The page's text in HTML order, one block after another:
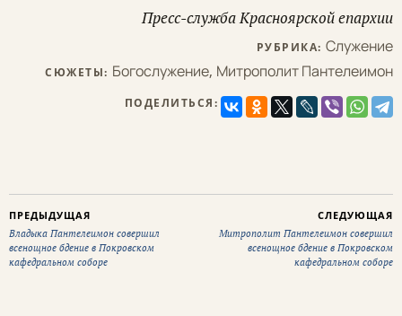
Пресс-служба Красноярской епархии
РУБРИКА: Служение
СЮЖЕТЫ: Богослужение, Митрополит Пантелеимон
ПОДЕЛИТЬСЯ:
ПРЕДЫДУЩАЯ
Владыка Пантелеимон совершил
всенощное бдение в Покровском
кафедральном соборе
СЛЕДУЮЩАЯ
Митрополит Пантелеимон совершил
всенощное бдение в Покровском
кафедральном соборе